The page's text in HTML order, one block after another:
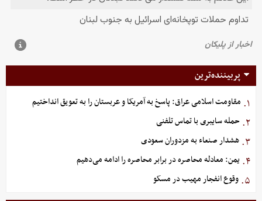
پربیننده‌ترین
۱. مقاومت اسلامی عراق: پاسخ به آمریکا و عربستان را به تعویق انداختیم
۲. حمله سایبری با تماس تلفنی
۳. هشدار صنعاء به مزدوران سعودی
۴. یمن: معادله محاصره در برابر محاصره را ادامه می‌دهیم
۵. وقوع انفجار مهیب در مسکو